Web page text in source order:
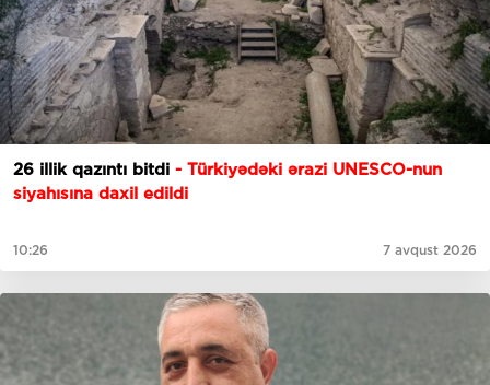
26 illik qazıntı bitdi - Türkiyədəki ərazi UNESCO-nun
siyahısına daxil edildi
10:26 7 avqust 2026